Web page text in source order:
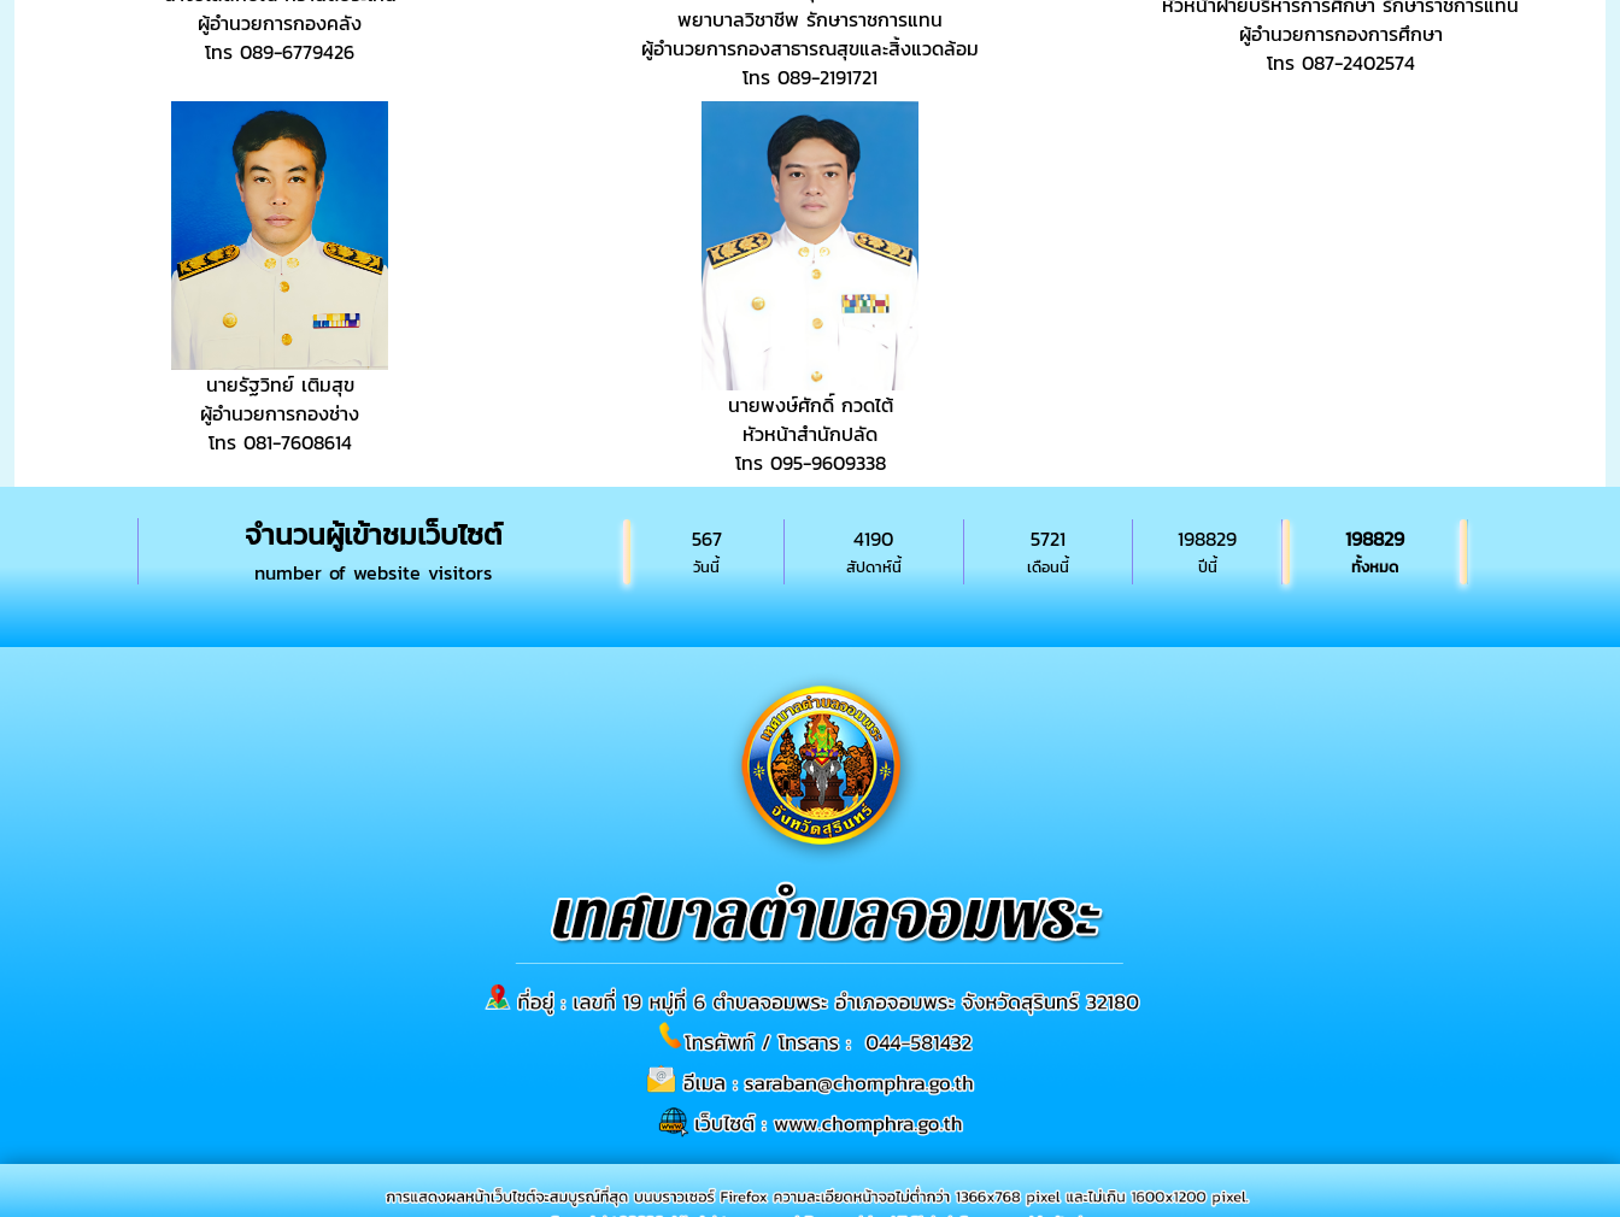
ผู้อำนวยการกองคลัง
โทร 089-6779426
พยาบาลวิชาชีพ รักษาราชการแทน
ผู้อำนวยการกองสาธารณสุขและสิ้งแวดล้อม
โทร 089-2191721
ผู้อำนวยการกองการศึกษา
โทร 087-2402574
นายรัฐวิทย์ เติมสุข
ผู้อำนวยการกองช่าง
โทร 081-7608614
นายพงษ์ศักดิ์ กวดไต้
หัวหน้าสำนักปลัด
โทร 095-9609338
จำนวนผู้เข้าชมเว็บไซต์
number of website visitors วันนี้
567
สัปดาห์นี้
4190
เดือนนี้
5721
ปีนี้
198829
ทั้งหมด
198829